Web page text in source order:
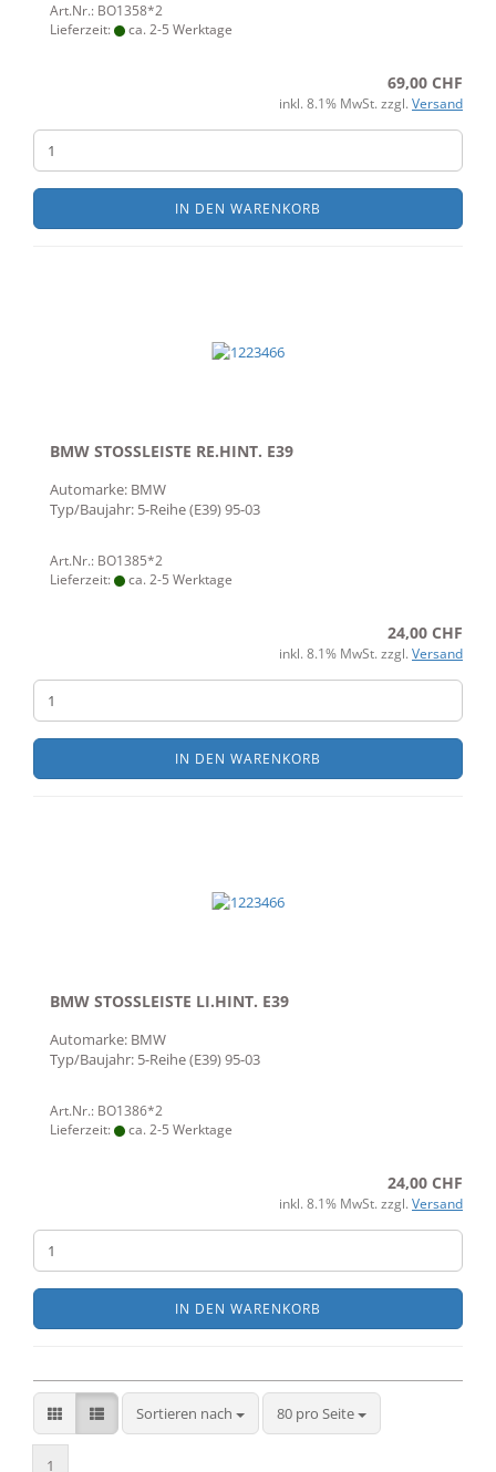
Art.Nr.: BO1358*2
Lieferzeit:
ca. 2-5 Werktage
69,00 CHF
inkl. 8.1% MwSt. zzgl. Versand
IN DEN WARENKORB
BMW STOSSLEISTE RE.HINT. E39
Automarke: BMW
Typ/Baujahr: 5-Reihe (E39) 95-03
Art.Nr.: BO1385*2
Lieferzeit:
ca. 2-5 Werktage
24,00 CHF
inkl. 8.1% MwSt. zzgl. Versand
IN DEN WARENKORB
BMW STOSSLEISTE LI.HINT. E39
Automarke: BMW
Typ/Baujahr: 5-Reihe (E39) 95-03
Art.Nr.: BO1386*2
Lieferzeit:
ca. 2-5 Werktage
24,00 CHF
inkl. 8.1% MwSt. zzgl. Versand
IN DEN WARENKORB
Sortieren nach
Sortieren nach 80 pro Seite
pro Seite
1